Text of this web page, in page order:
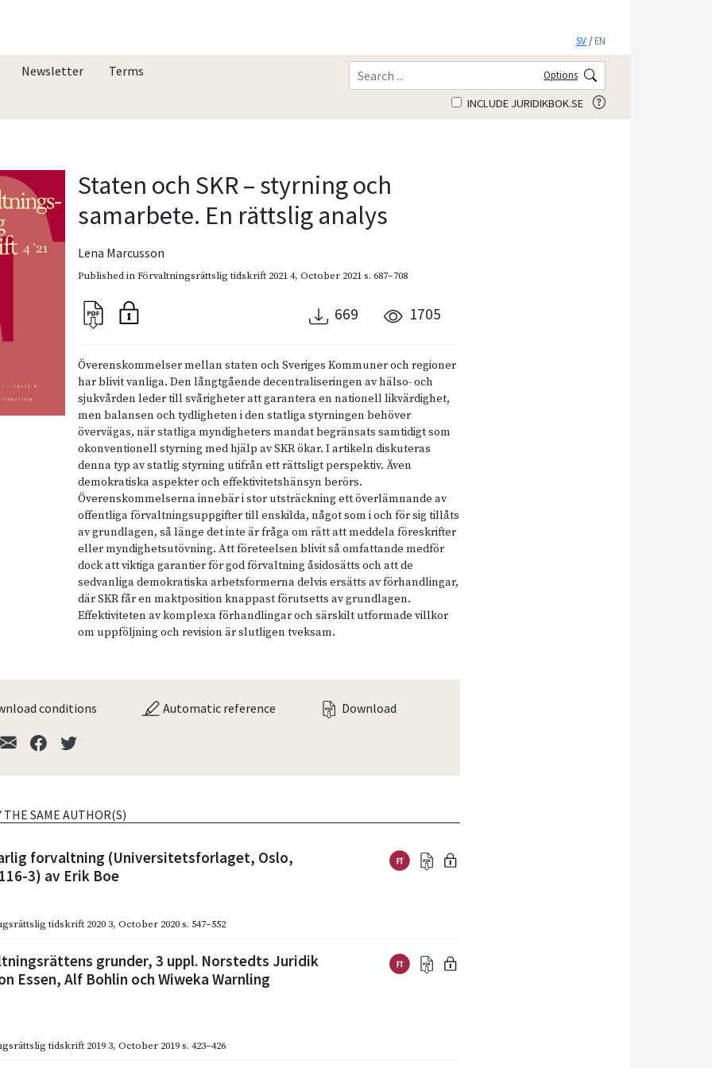
SV /EN
Newsletter Terms Options
INCLUDE JURIDIKBOK.SE
Staten och SKR – styrning och
samarbete. En rättslig analys
Lena Marcusson
Published inFörvaltningsrättslig tidskrift 2021 4,October 2021s. 687–708
669 1705
Överenskommelser mellan staten och Sveriges Kommuner och regioner
har blivit vanliga. Den långtgående decentraliseringen av hälso- och
sjukvården leder till svårigheter att garantera en nationell likvärdighet,
men balansen och tydligheten i den statliga styrningen behöver
övervägas, när statliga myndigheters mandat begränsats samtidigt som
okonventionell styrning med hjälp av SKR ökar. I artikeln diskuteras
denna typ av statlig styrning utifrån ett rättsligt perspektiv. Även
demokratiska aspekter och effektivitetshänsyn berörs.
Överenskommelserna innebär i stor utsträckning ett överlämnande av
offentliga förvaltningsuppgifter till enskilda, något som i och för sig tillåts
av grundlagen, så länge det inte är fråga om rätt att meddela föreskrifter
eller myndighetsutövning. Att företeelsen blivit så omfattande medför
dock att viktiga garantier för god förvaltning åsidosätts och att de
sedvanliga demokratiska arbetsformerna delvis ersätts av förhandlingar,
där SKR får en maktposition knappast förutsetts av grundlagen.
Effektiviteten av komplexa förhandlingar och särskilt utformade villkor
om uppföljning och revision är slutligen tveksam.
conditions Automatic reference Download
THE SAME AUTHOR(S)
forvaltning (Universitetsforlaget, Oslo,
3) av Erik Boe
tidskrift 2020 3,October 2020 s. 547–552
grunder, 3 uppl. Norstedts Juridik
Essen, Alf Bohlin och Wiweka Warnling
tidskrift 2019 3,October 2019 s. 423–426